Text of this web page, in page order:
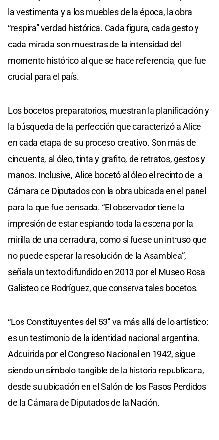
la vestimenta y a los muebles de la época, la obra
“respira” verdad histórica. Cada figura, cada gesto y
cada mirada son muestras de la intensidad del
momento histórico al que se hace referencia, que fue
crucial para el país.
Los bocetos preparatorios, muestran la planificación y
la búsqueda de la perfección que caracterizó a Alice
en cada etapa de su proceso creativo. Son más de
cincuenta, al óleo, tinta y grafito, de retratos, gestos y
manos. Inclusive, Alice bocetó al óleo el recinto de la
Cámara de Diputados con la obra ubicada en el panel
para la que fue pensada. “El observador tiene la
impresión de estar espiando toda la escena por la
mirilla de una cerradura, como si fuese un intruso que
no puede esperar la resolución de la Asamblea”,
señala un texto difundido en 2013 por el Museo Rosa
Galisteo de Rodríguez, que conserva tales bocetos.
“Los Constituyentes del 53” va más allá de lo artístico:
es un testimonio de la identidad nacional argentina.
Adquirida por el Congreso Nacional en 1942, sigue
siendo un símbolo tangible de la historia republicana,
desde su ubicación en el Salón de los Pasos Perdidos
de la Cámara de Diputados de la Nación.